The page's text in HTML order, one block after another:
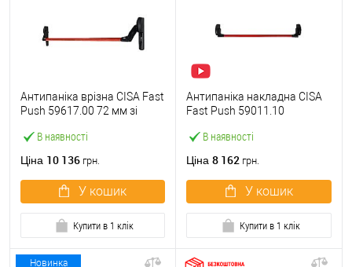
В наявності
Антипаніка врізна CISA Fast
Push 59617.00 72 мм зі
Ціна 10 136 грн.
У кошик
Купити в 1 клік
В наявності
Антипаніка накладна CISA
Fast Push 59011.10
штангою 900 мм червона
Ціна 8 162 грн.
У кошик
Купити в 1 клік
Новинка